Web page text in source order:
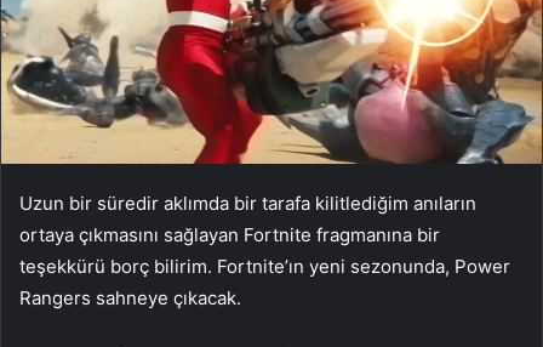
Uzun bir süredir aklımda bir tarafa kilitlediğim anıların
ortaya çıkmasını sağlayan Fortnite fragmanına bir
teşekkürü borç bilirim. Fortnite’ın yeni sezonunda, Power
Rangers sahneye çıkacak.